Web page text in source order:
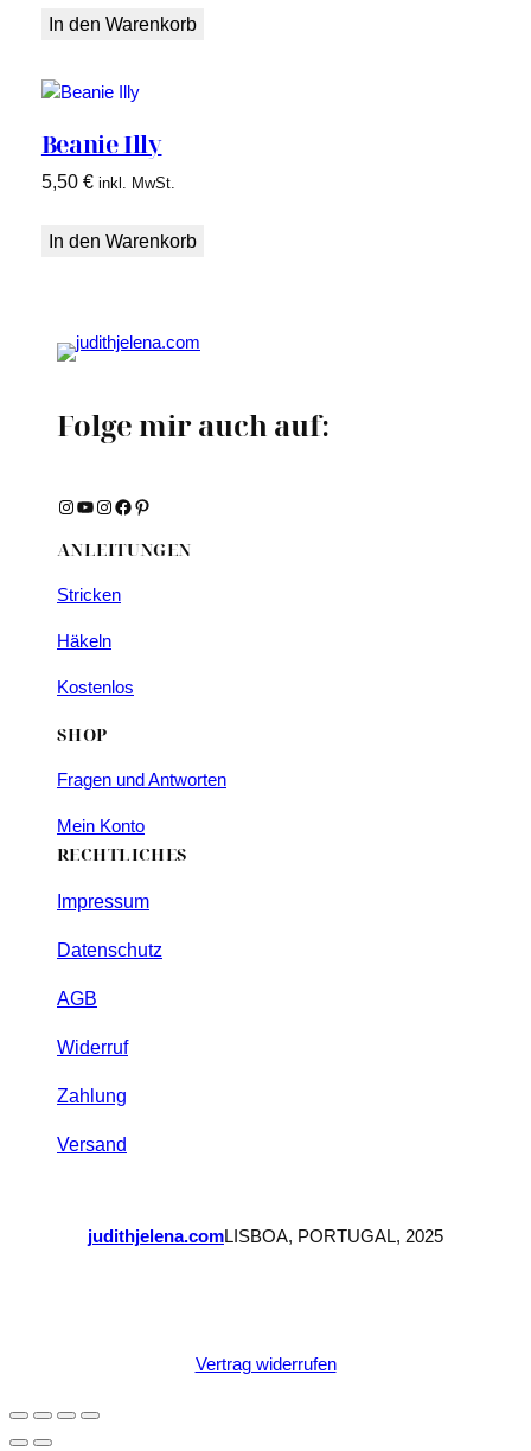
war:
ist:
In den Warenkorb
Beanie Illy
5,50 € inkl. MwSt.
In den Warenkorb
Folge mir auch auf:
Instagram YouTube Instagram Facebook Pinterest
ANLEITUNGEN
Stricken
Häkeln
Kostenlos
SHOP
Fragen und Antworten
Mein Konto
RECHTLICHES
Impressum
Datenschutz
AGB
Widerruf
Zahlung
Versand
judithjelena.comLISBOA, PORTUGAL, 2025
Vertrag widerrufen